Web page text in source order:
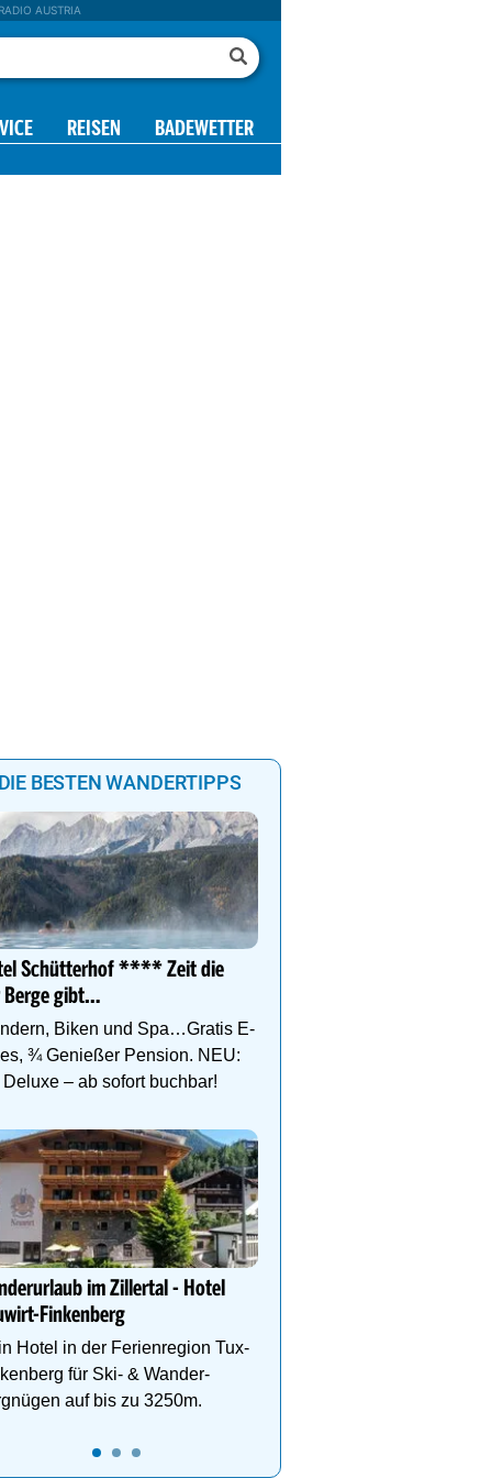
RADIO AUSTRIA
REISEN BADEWETTER
DIE BESTEN WANDERTIPPS
Schütterhof **** Zeit die
Berge gibt…
Biken und Spa…Gratis E-
¾ Genießer Pension. NEU:
Deluxe – ab sofort buchbar!
im Zillertal - Hotel
Finkenberg
Hotel in der Ferienregion Tux-
für Ski- & Wander-
auf bis zu 3250m.